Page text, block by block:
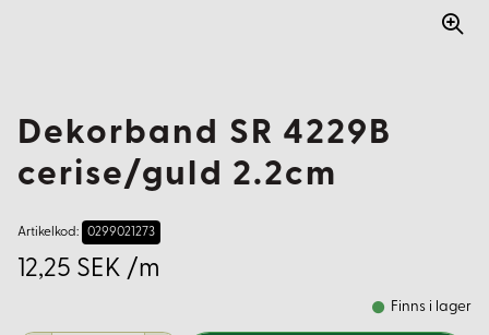
Dekorband SR 4229B
cerise/guld 2.2cm
Artikelkod: 0299021273
12,25 SEK /m
Finns i lager